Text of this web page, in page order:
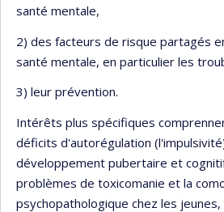
santé mentale,
2) des facteurs de risque partagés
santé mentale, en particulier les
3) leur prévention.
Intérêts plus spécifiques
déficits d'autorégulation
développement pubertaire et
problèmes de toxicomanie et la
psychopathologique chez les